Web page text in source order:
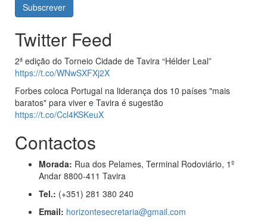
Twitter Feed
2ª edição do Torneio Cidade de Tavira “Hélder Leal”
https://t.co/WNwSXFXj2X
Forbes coloca Portugal na liderança dos 10 países "mais
baratos" para viver e Tavira é sugestão
https://t.co/Ccl4KSKeuX
Contactos
Morada: Rua dos Pelames, Terminal Rodoviário, 1º
Andar 8800-411 Tavira
Tel.: (+351) 281 380 240
Email: horizontesecretaria@gmail.com